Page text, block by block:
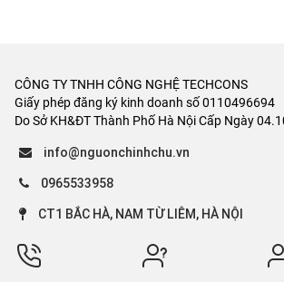
CÔNG TY TNHH CÔNG NGHỆ TECHCONS
Giấy phép đăng ký kinh doanh số 0110496694
Do Sở KH&ĐT Thành Phố Hà Nội Cấp Ngày
info@nguonchinhchu.vn
0965533958
CT1 BẮC HÀ, NAM TỪ LIÊM, HÀ NỘI